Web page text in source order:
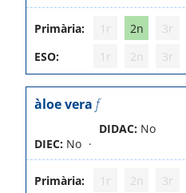
Primària: 1r 2n 3r
ESO:
1r 2n 3r
àloe vera f
DIEC: No
DIDAC: No
Primària: 1r 2n 3r